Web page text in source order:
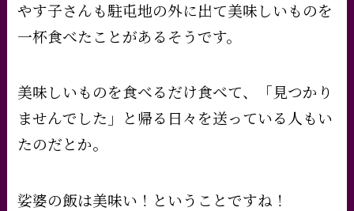
やす子さんも駐屯地の外に出て美味しいものを
一杯食べたことがあるそうです。
美味しいものを食べるだけ食べて、「見つかり
ませんでした」と帰る日々を送っている人もい
たのだとか。
娑婆の飯は美味い！ということですね！